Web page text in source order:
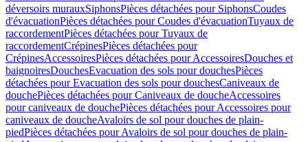
déversoirs murauxSiphonsPièces détachées pour SiphonsCoudes
d'évacuationPièces détachées pour Coudes d'évacuationTuyaux de
raccordementPièces détachées pour Tuyaux de
raccordementCrépinesPièces détachées pour
CrépinesAccessoiresPièces détachées pour AccessoiresDouches et
baignoiresDouchesEvacuation des sols pour douchesPièces
détachées pour Evacuation des sols pour douchesCaniveaux de
douchePièces détachées pour Caniveaux de doucheAccessoires
pour caniveaux de douchePièces détachées pour Accessoires pour
caniveaux de doucheAvaloirs de sol pour douches de plain-
piedPièces détachées pour Avaloirs de sol pour douches de plain-